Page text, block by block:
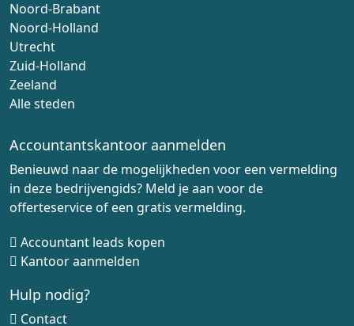
Noord-Brabant
Noord-Holland
Utrecht
Zuid-Holland
Zeeland
Alle steden
Accountantskantoor aanmelden
Benieuwd naar de mogelijkheden voor een vermelding
in deze bedrijvengids? Meld je aan voor de
offerteservice of een gratis vermelding.
Accountant leads kopen
Kantoor aanmelden
Hulp nodig?
Contact